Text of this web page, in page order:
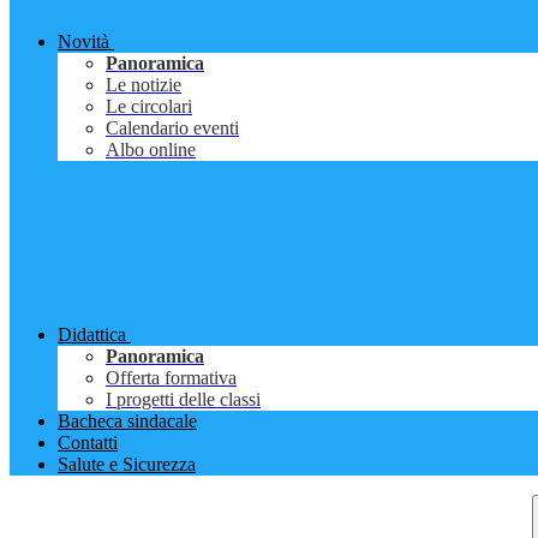
Novità
Panoramica
Le notizie
Le circolari
Calendario eventi
Albo online
Didattica
Panoramica
Offerta formativa
I progetti delle classi
Bacheca sindacale
Contatti
Salute e Sicurezza